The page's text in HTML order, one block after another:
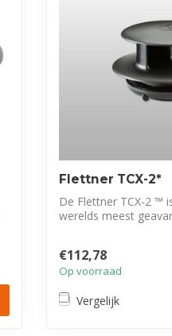
Flettner TCX-2*
De Flettner TCX-2 ™
werelds meest
€112,78
Op voorraad
Vergelijk